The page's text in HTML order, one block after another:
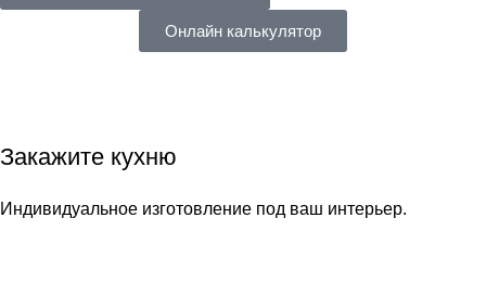
Онлайн калькулятор
Закажите кухню
Индивидуальное изготовление под ваш интерьер.